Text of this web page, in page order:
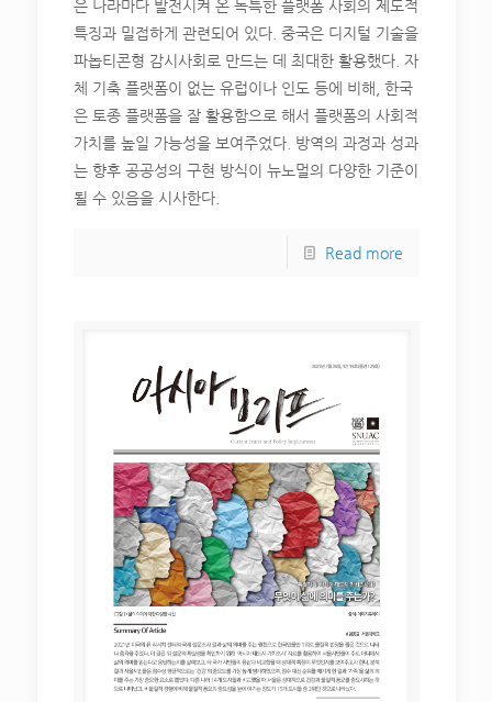
은 나라마다 발전시켜 온 독특한 플랫폼 사회의 제도적
특징과 밀접하게 관련되어 있다. 중국은 디지털 기술을
파놉티콘형 감시사회로 만드는 데 최대한 활용했다. 자
체 기축 플랫폼이 없는 유럽이나 인도 등에 비해, 한국
은 토종 플랫폼을 잘 활용함으로 해서 플랫폼의 사회적
가치를 높일 가능성을 보여주었다. 방역의 과정과 성과
는 향후 공공성의 구현 방식이 뉴노멀의 다양한 기준이
될 수 있음을 시사한다.
Read more